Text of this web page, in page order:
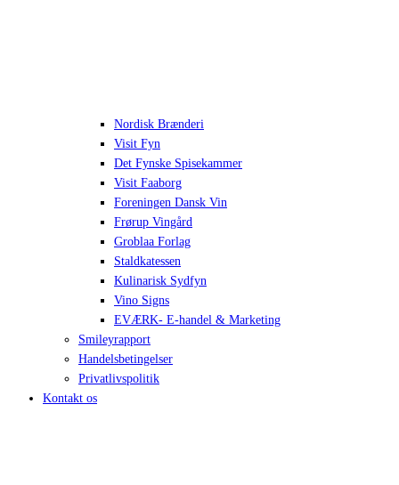
Nordisk Brænderi
Visit Fyn
Det Fynske Spisekammer
Visit Faaborg
Foreningen Dansk Vin
Frørup Vingård
Groblaa Forlag
Staldkatessen
Kulinarisk Sydfyn
Vino Signs
EVÆRK- E-handel & Marketing
Smileyrapport
Handelsbetingelser
Privatlivspolitik
Kontakt os